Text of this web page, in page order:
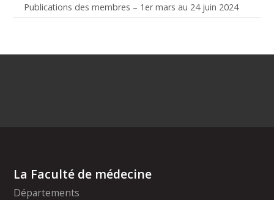
Publications des membres – 1er mars au 24 juin 2024
La Faculté de médecine
Départements